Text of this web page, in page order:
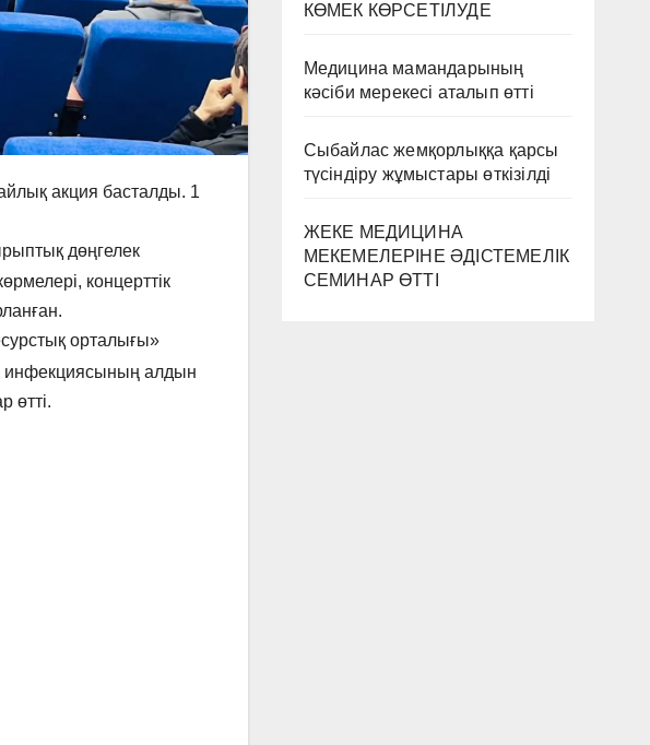
акция басталды. 1
дөңгелек
концерттік
орталығы»
инфекциясының алдын
өтті.
КӨМЕК КӨРСЕТІЛУДЕ
Медицина мамандарының
кәсіби мерекесі аталып өтті
Сыбайлас жемқорлыққа қарсы
түсіндіру жұмыстары өткізілді
ЖЕКЕ МЕДИЦИНА
МЕКЕМЕЛЕРІНЕ ӘДІСТЕМЕЛІК
СЕМИНАР ӨТТІ